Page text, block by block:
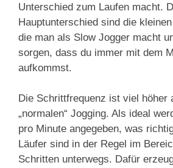
Unterschied zum Laufen macht.
Hauptunterschied sind die
die man als Slow Jogger macht
sorgen, dass du immer mit dem
aufkommst.
Die Schrittfrequenz ist viel höher
„normalen“ Jogging. Als ideal
pro Minute angegeben, was
Läufer sind in der Regel im
Schritten unterwegs. Dafür